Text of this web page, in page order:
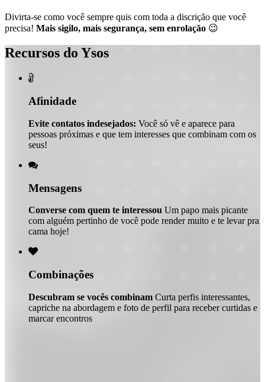
Divirta-se como você sempre quis com toda a discrição que você
precisa! Mais sigilo, mais segurança, sem enrolação 😉
Recursos do Ysos

Afinidade
Evite contatos indesejados: Você só vê e aparece para
pessoas próximas e que tem interesses que combinam com os
seus!

Mensagens
Converse com quem te interessou Um papo mais picante
com alguém pertinho de você pode render muito e te levar pra
cama hoje!

Combinações
Descubram se vocês combinam Curta perfis interessantes,
capriche na abordagem e foto de perfil para receber curtidas e
marcar encontros